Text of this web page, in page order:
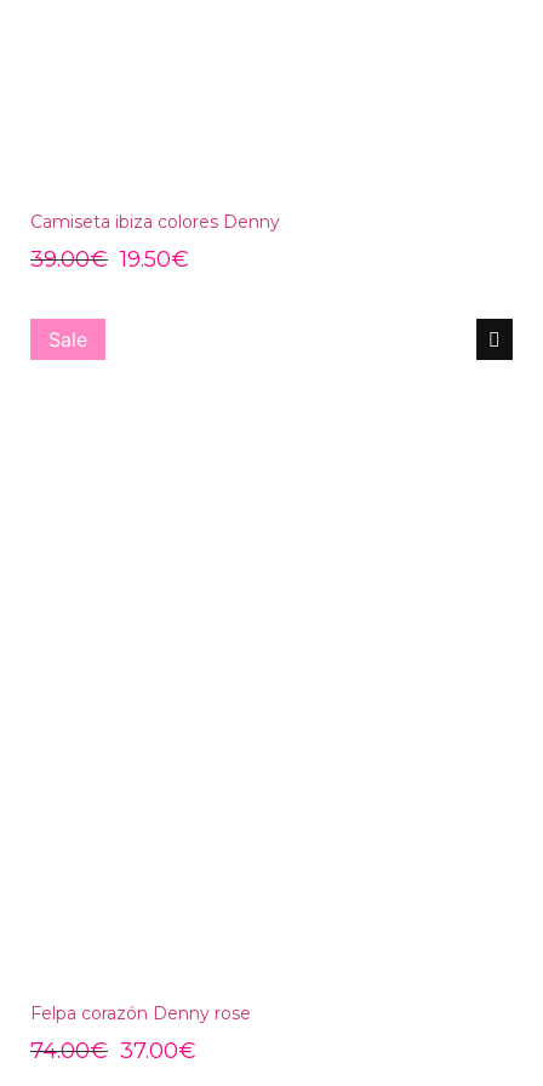
Camiseta ibiza colores Denny
39.00€ 19.50€
Sale
Felpa corazón Denny rose
74.00€ 37.00€